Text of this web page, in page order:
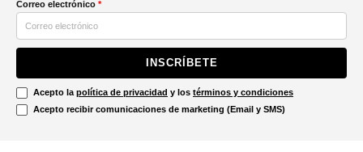
Correo electrónico *
INSCRÍBETE
Acepto la política de privacidad y los términos y condiciones
Acepto recibir comunicaciones de marketing (Email y SMS)